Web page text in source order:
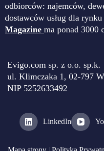
odbiorców: najemców,
dostawców usług dla
Magazine ma ponad 3000
Evigo.com sp. z o.o. sp.k.
ul. Klimczaka 1, 02-797
NIP 5252633492
LinkedIn